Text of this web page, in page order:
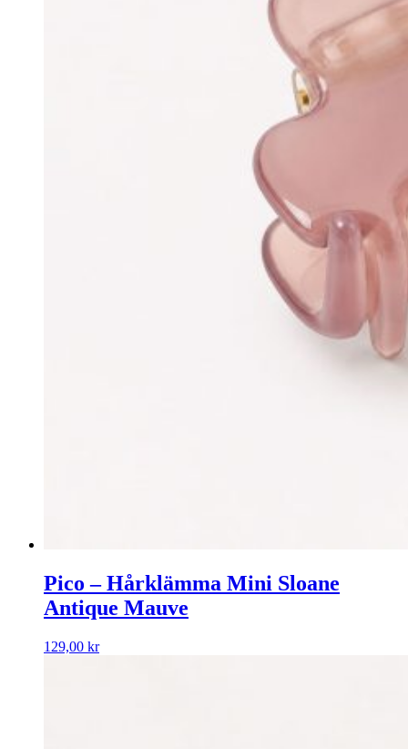
Pico – Hårklämma Mini Sloane
Antique Mauve
129,00 kr